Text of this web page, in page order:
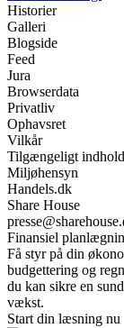
Historier
Galleri
Blogside
Feed
Jura
Browserdata
Privatliv
Ophavsret
Vilkår
Tilgængeligt indhold
Miljøhensyn
Handels.dk
Share House
Finansiel
Få styr på din
budgettering og
du kan sikre en
vækst.
Start din læsning nu